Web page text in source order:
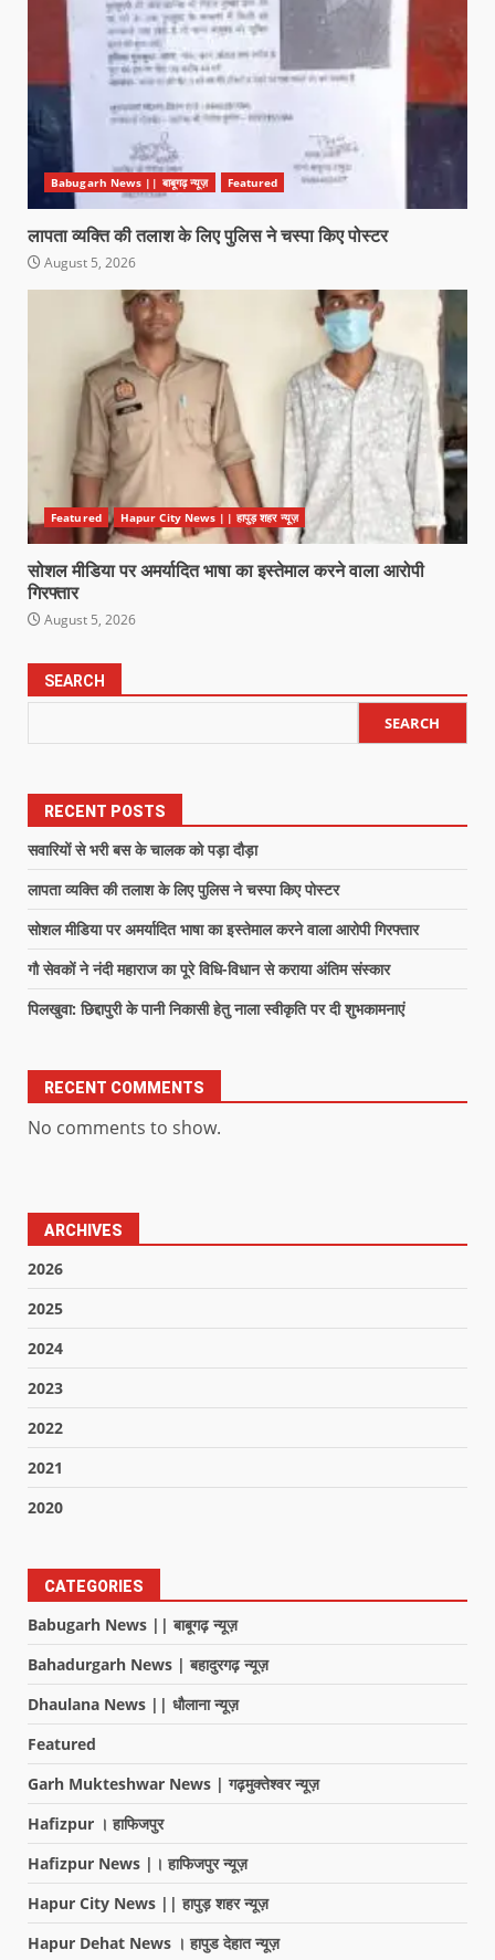
Babugarh News || बाबूगढ़ न्यूज़ Featured
लापता व्यक्ति की तलाश के लिए पुलिस ने चस्पा किए पोस्टर
August 5, 2026
Featured Hapur City News || हापुड़ शहर न्यूज़
सोशल मीडिया पर अमर्यादित भाषा का इस्तेमाल करने वाला आरोपी
गिरफ्तार
August 5, 2026
SEARCH
SEARCH
RECENT POSTS
सवारियों से भरी बस के चालक को पड़ा दौड़ा
लापता व्यक्ति की तलाश के लिए पुलिस ने चस्पा किए पोस्टर
सोशल मीडिया पर अमर्यादित भाषा का इस्तेमाल करने वाला आरोपी गिरफ्तार
गौ सेवकों ने नंदी महाराज का पूरे विधि-विधान से कराया अंतिम संस्कार
पिलखुवा: छिद्दापुरी के पानी निकासी हेतु नाला स्वीकृति पर दी शुभकामनाएं
RECENT COMMENTS
No comments to show.
ARCHIVES
2026
2025
2024
2023
2022
2021
2020
CATEGORIES
Babugarh News || बाबूगढ़ न्यूज़
Bahadurgarh News | बहादुरगढ़ न्यूज़
Dhaulana News || धौलाना न्यूज़
Featured
Garh Mukteshwar News | गढ़मुक्तेश्वर न्यूज़
Hafizpur । हाफिजपुर
Hafizpur News |। हाफिजपुर न्यूज़
Hapur City News || हापुड़ शहर न्यूज़
Hapur Dehat News । हापुड देहात न्यूज़